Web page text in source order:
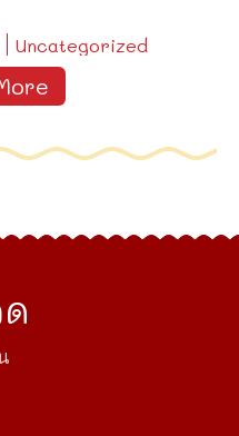
Uncategorized